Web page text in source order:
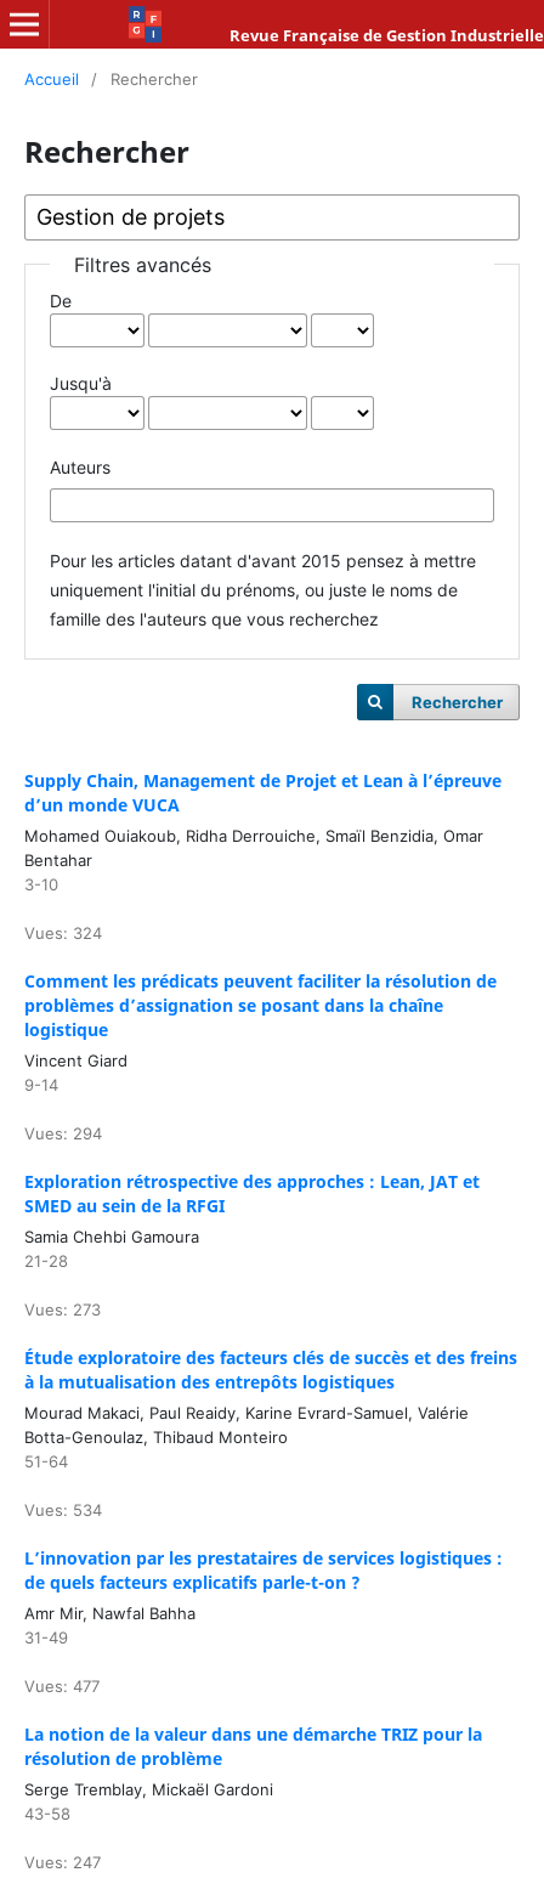
Revue Française de Gestion Industrielle
Accueil / Rechercher
Rechercher
Filtres avancés
De
Jusqu'à
Auteurs
Pour les articles datant d'avant 2015 pensez à mettre
uniquement l'initial du prénoms, ou juste le noms de
famille des l'auteurs que vous recherchez
Rechercher
Supply Chain, Management de Projet et Lean à l’épreuve
d’un monde VUCA
Mohamed Ouiakoub, Ridha Derrouiche, Smaïl Benzidia, Omar
Bentahar
3-10
Vues: 324
Comment les prédicats peuvent faciliter la résolution de
problèmes d’assignation se posant dans la chaîne
logistique
Vincent Giard
9-14
Vues: 294
Exploration rétrospective des approches : Lean, JAT et
SMED au sein de la RFGI
Samia Chehbi Gamoura
21-28
Vues: 273
Étude exploratoire des facteurs clés de succès et des freins
à la mutualisation des entrepôts logistiques
Mourad Makaci, Paul Reaidy, Karine Evrard-Samuel, Valérie
Botta-Genoulaz, Thibaud Monteiro
51-64
Vues: 534
L’innovation par les prestataires de services logistiques :
de quels facteurs explicatifs parle-t-on ?
Amr Mir, Nawfal Bahha
31-49
Vues: 477
La notion de la valeur dans une démarche TRIZ pour la
résolution de problème
Serge Tremblay, Mickaël Gardoni
43-58
Vues: 247